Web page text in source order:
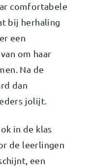
comfortabele
bij herhaling
een
om haar
Na de
dan
jolijt.
in de klas
de leerlingen
een